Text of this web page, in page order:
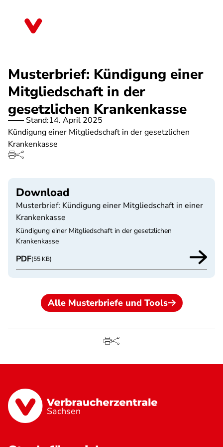
Musterbrief: Kündigung einer
Mitgliedschaft in der
gesetzlichen Krankenkasse
Stand:14. April 2025
Kündigung einer Mitgliedschaft in der gesetzlichen
Krankenkasse
Download
Musterbrief: Kündigung einer Mitgliedschaft in einer
Krankenkasse
Kündigung einer Mitgliedschaft in der gesetzlichen
Krankenkasse
PDF(55 KB)
Alle Musterbriefe und Tools
Sachsen